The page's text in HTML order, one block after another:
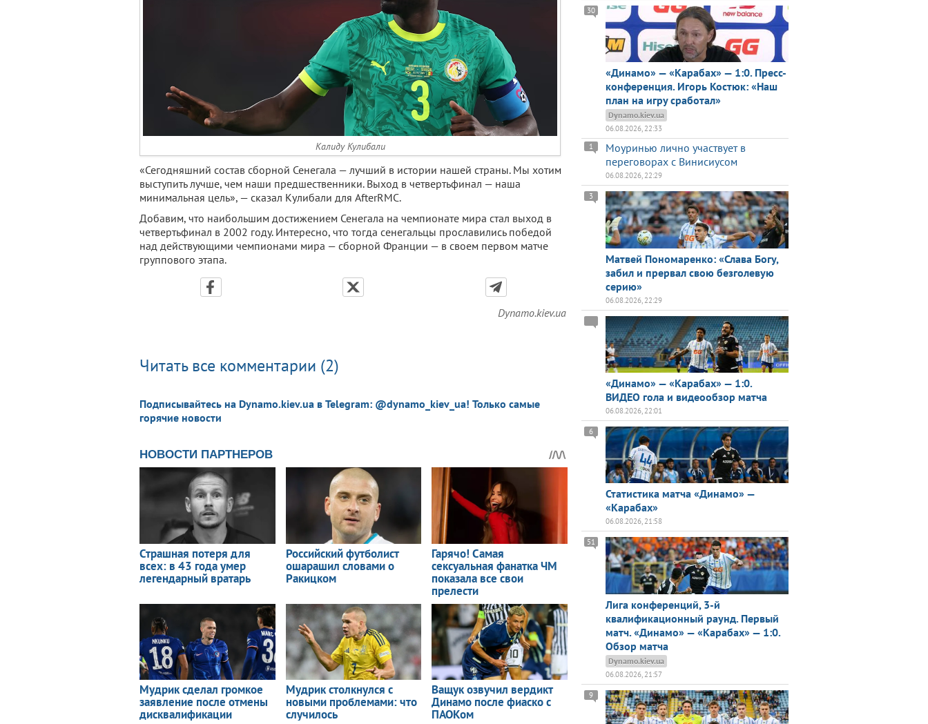
Калиду Кулибали
«Сегодняшний состав сборной Сенегала — лучший в истории нашей страны. Мы хотим
выступить лучше, чем наши предшественники. Выход в четвертьфинал — наша
минимальная цель», — сказал Кулибали для AfterRMC.
Добавим, что наибольшим достижением Сенегала на чемпионате мира стал выход в
четвертьфинал в 2002 году. Интересно, что тогда сенегальцы прославились победой
над действующими чемпионами мира — сборной Франции — в своем первом матче
группового этапа.
Dynamo.kiev.ua
Читать все комментарии (2)
Подписывайтесь на Dynamo.kiev.ua в Telegram: @dynamo_kiev_ua! Только самые
горячие новости
«Динамо» — «Карабах» — 1:0. Пресс-
конференция. Игорь Костюк: «Наш
план на игру сработал»
30
Dynamo.kiev.ua
06.08.2026, 22:33
Моуринью лично участвует в
переговорах с Винисиусом
1
06.08.2026, 22:29
Матвей Пономаренко: «Слава Богу,
забил и прервал свою безголевую
серию»
3
06.08.2026, 22:29
«Динамо» — «Карабах» — 1:0.
ВИДЕО гола и видеообзор матча
06.08.2026, 22:01
Статистика матча «Динамо» —
«Карабах»
6
06.08.2026, 21:58
Лига конференций, 3-й
квалификационный раунд. Первый
матч. «Динамо» — «Карабах» — 1:0.
Обзор матча
51
Dynamo.kiev.ua
06.08.2026, 21:57
9